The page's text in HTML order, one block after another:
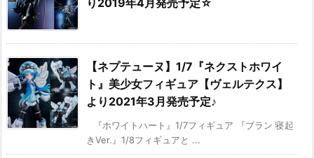
り2019年4月発売予定☆
【ネプテューヌ】1/7『ネクストホワイ
ト』美少女フィギュア【ヴェルテクス】
より2021年3月発売予定♪
『ホワイトハート』1/7フィギュア 『ブラン 寝起
きVer.』1/8フィギュアと ...